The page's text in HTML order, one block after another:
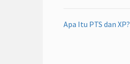
Apa Itu PTS dan XP?